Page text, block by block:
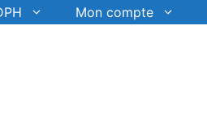
Mon compte